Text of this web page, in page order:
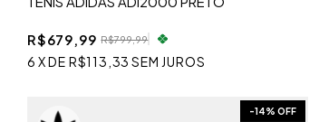
R$679,99 R$799,99
6 XDE R$113,33 SEM JUROS
-14% OFF